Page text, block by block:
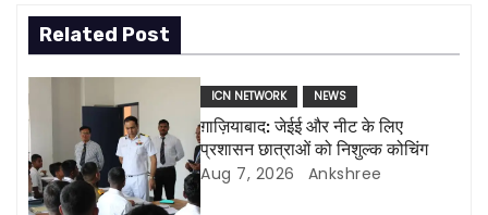
t
n
a
v
i
Related Post
ICN NETWORK NEWS
ग़ाज़ियाबाद: जेईई और नीट के लिए
प्रशासन छात्राओं को निशुल्क कोचिंग
Aug 7, 2026 Ankshree